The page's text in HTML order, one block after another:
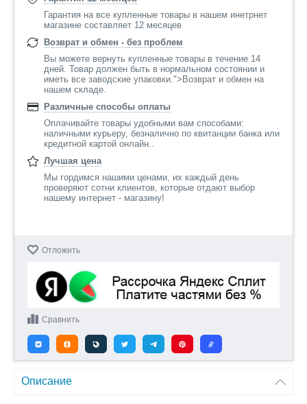
Гарантия на все купленные товары в нашем инетрнет
магазине составляет 12 месяцев
Возврат и обмен - без проблем
Вы можете вернуть купленные товары в течение 14
дней. Товар должен быть в нормальном состоянии и
иметь все заводские упаковки.">Возврат и обмен на
нашем складе.
Различные способы оплаты
Оплачивайте товары удобными вам способами:
наличными курьеру, безналично по квитанции банка или
кредитной картой онлайн..
Лучшая цена
Мы гордимся нашими ценами, их каждый день
проверяют сотни клиентов, которые отдают выбор
нашему интернет - магазину!
Отложить
Сравнить
Описание